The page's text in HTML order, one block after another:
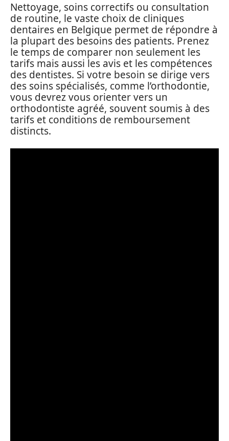
Nettoyage, soins correctifs ou consultation
de routine, le vaste choix de cliniques
dentaires en Belgique permet de répondre à
la plupart des besoins des patients. Prenez
le temps de comparer non seulement les
tarifs mais aussi les avis et les compétences
des dentistes. Si votre besoin se dirige vers
des soins spécialisés, comme l’orthodontie,
vous devrez vous orienter vers un
orthodontiste agréé, souvent soumis à des
tarifs et conditions de remboursement
distincts.